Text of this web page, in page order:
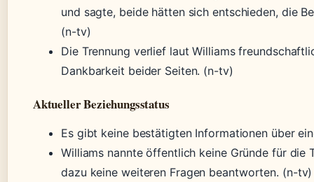
und sagte, beide hätten sich entschieden, die
(n-tv)
Die Trennung verlief laut Williams
Dankbarkeit beider Seiten. (n-tv)
Aktueller Beziehungsstatus
Es gibt keine bestätigten Informationen über
Williams nannte öffentlich keine Gründe für die
dazu keine weiteren Fragen beantworten. (n-tv)